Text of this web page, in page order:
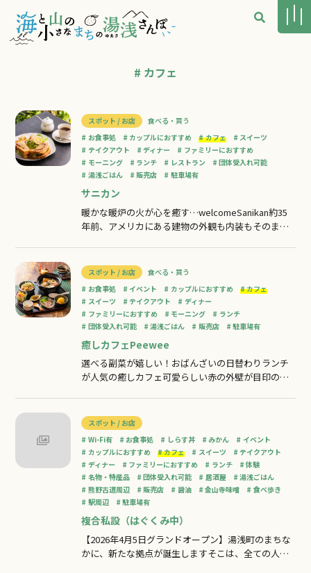
# カフェ
スポット / お店
食べる・買う
お食事処
カップルにおすすめ カフェ
スイーツ
テイクアウト
ディナー
ファミリーにおすすめ
モーニング
ランチ レストラン
団体受入れ可能
湯浅ごはん
販売店 駐車場有
サニカン
暖かな暖炉の火が心を癒す…welcomeSanikan約35
年前、アメリカにある建物の外観も内装もそのまま
スやハンバーグなど昔ながらの懐かしい味わいが楽
しめます。定番メニューは洋食だけかと思いきや、
「ラーメン3点セット」もファンが
スポット / お店
食べる・買う
お食事処
イベント カップルにおすすめ
カフェ
スイーツ
テイクアウト
ディナー
ファミリーにおすすめ
モーニング
ランチ
団体受入れ可能
湯浅ごはん 販売店 駐車場有
癒しカフェPeewee
選べる副菜が嬉しい！おばんざいの日替わりランチ
が人気の癒しカフェ可愛らしい赤の外壁が目印の、
ますサービス精神旺盛なママが作る、スイーツ付き
日替わりランチが定番人気！土曜日のみ、夜カフェ
営業中です♪お一人様でも気軽にご利用いただけ
スポット / お店
Wi-Fi有
お食事処 しらす丼 みかん
イベント
カップルにおすすめ
カフェ スイーツ
テイクアウト
ディナー
ファミリーにおすすめ ランチ
体験
名物・特産品
団体受入れ可能 居酒屋
湯浅ごはん
熊野古道周辺
販売店 醤油 金山寺味噌
食べ歩き
駅周辺
駐車場有
複合私設（はぐくみ中）
【2026年4月5日グランドオープン】湯浅町のまちな
かに、新たな拠点が誕生しますそこは、全ての人に